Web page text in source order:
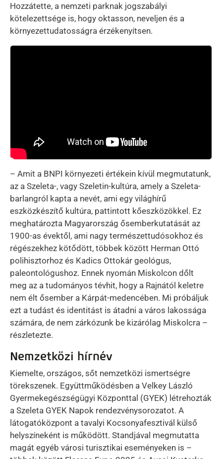
Hozzátette, a nemzeti parknak jogszabályi
kötelezettsége is, hogy oktasson, neveljen és a
környezettudatosságra érzékenyítsen.
– Amit a BNPI környezeti értékein kívül megmutatunk,
az a Szeleta-, vagy Szeletin-kultúra, amely a Szeleta-
barlangról kapta a nevét, ami egy világhírű
eszközkészítő kultúra, pattintott kőeszközökkel. Ez
meghatározta Magyarország ősemberkutatását az
1900-as évektől, ami nagy természettudósokhoz és
régészekhez kötődött, többek között Herman Ottó
polihisztorhoz és Kadics Ottokár geológus,
paleontológushoz. Ennek nyomán Miskolcon dőlt
meg az a tudományos tévhit, hogy a Rajnától keletre
nem élt ősember a Kárpát-medencében. Mi próbáljuk
ezt a tudást és identitást is átadni a város lakossága
számára, de nem zárkózunk be kizárólag Miskolcra –
részletezte.
Nemzetközi hírnév
Kiemelte, országos, sőt nemzetközi ismertségre
törekszenek. Együttműködésben a Velkey László
Gyermekegészségügyi Központtal (GYEK) létrehozták
a Szeleta GYEK Napok rendezvénysorozatot. A
látogatóközpont a tavalyi Kocsonyafesztivál külső
helyszíneként is működött. Standjával megmutatta
magát egyéb városi turisztikai eseményeken is –